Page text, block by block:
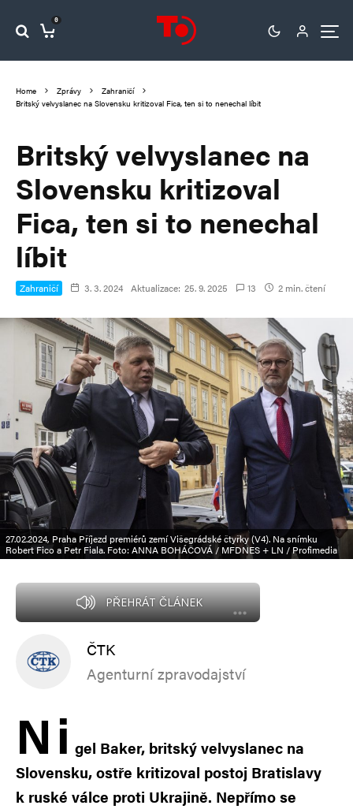
0
Home Zprávy
Zahraničí
Britský velvyslanec na Slovensku kritizoval Fica, ten si to nenechal líbit
Britský velvyslanec na
Slovensku kritizoval
Fica, ten si to nenechal
líbit
Zahraničí 3. 3. 2024 Aktualizace: 25. 9. 2025 13 2 min. čtení
27.02.2024, Praha Příjezd premiérů zemí Višegrádské čtyřky (V4). Na snímku
Robert Fico a Petr Fiala. Foto: ANNA BOHÁČOVÁ / MFDNES + LN / Profimedia
PŘEHRÁT ČLÁNEK
ČTK
Agenturní zpravodajství
Ni gel Baker, britský velvyslanec na
Slovensku, ostře kritizoval postoj Bratislavy
k ruské válce proti Ukrajině. Nepřímo se